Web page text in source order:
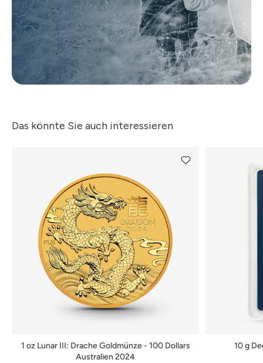
Das könnte Sie auch interessieren
1 oz Lunar III: Drache Goldmünze - 100 Dollars
Australien 2024
10 g